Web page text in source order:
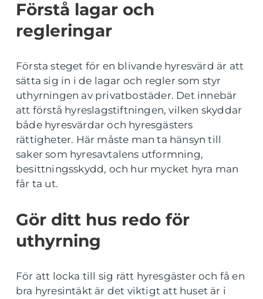
Förstå lagar och
regleringar
Första steget för en blivande hyresvärd är att
sätta sig in i de lagar och regler som styr
uthyrningen av privatbostäder. Det innebär
att förstå hyreslagstiftningen, vilken skyddar
både hyresvärdar och hyresgästers
rättigheter. Här måste man ta hänsyn till
saker som hyresavtalens utformning,
besittningsskydd, och hur mycket hyra man
får ta ut.
Gör ditt hus redo för
uthyrning
För att locka till sig rätt hyresgäster och få en
bra hyresintäkt är det viktigt att huset är i